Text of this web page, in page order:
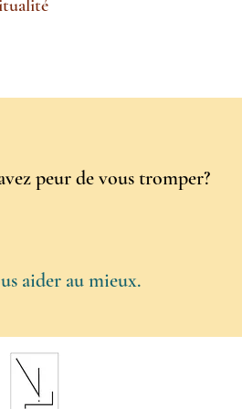
peur de vous tromper?
aider au mieux.